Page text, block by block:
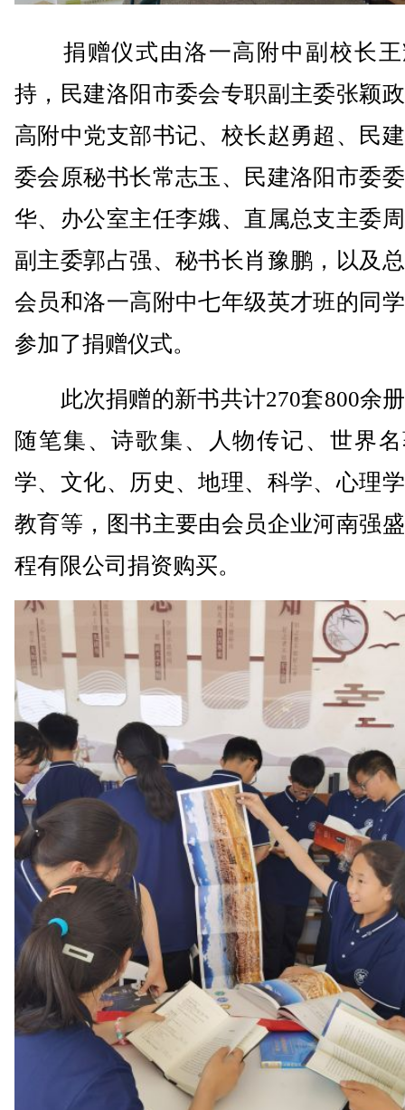
捐赠仪式由洛一高附中副校长王
持，民建洛阳市委会专职副主委张颖
高附中党支部书记、校长赵勇超、民
委会原秘书长常志玉、民建洛阳市委
华、办公室主任李娥、直属总支主委
副主委郭占强、秘书长肖豫鹏，以及
会员和洛一高附中七年级英才班的同
参加了捐赠仪式。
此次捐赠的新书共计270套800余
随笔集、诗歌集、人物传记、世界
学、文化、历史、地理、科学、心理
教育等，图书主要由会员企业河南强
程有限公司捐资购买。